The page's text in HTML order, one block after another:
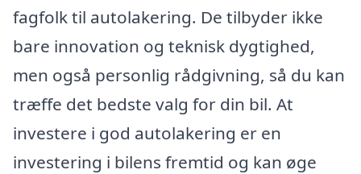
fagfolk til autolakering. De tilbyder ikke
bare innovation og teknisk dygtighed,
men også personlig rådgivning, så du kan
træffe det bedste valg for din bil. At
investere i god autolakering er en
investering i bilens fremtid og kan øge